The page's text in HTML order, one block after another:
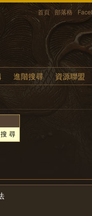
首頁 部落格
進階搜尋 資源聯盟